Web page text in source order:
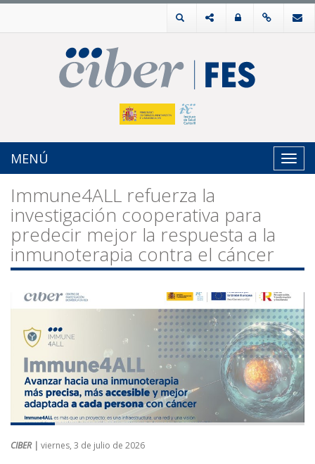
MENÚ
Immune4ALL refuerza la
investigación cooperativa para
predecir mejor la respuesta a la
inmunoterapia contra el cáncer
CIBER | viernes, 3 de julio de 2026